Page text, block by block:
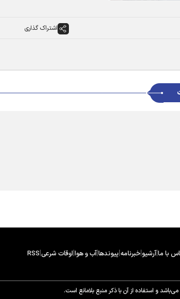
اشتراک گذاری
با ما|آرشیو|خبرنامه|پیوندها|آب و هوا|اوقات شرعی|
RSS
و استفاده از آن با ذکر منبع بلامانع است.